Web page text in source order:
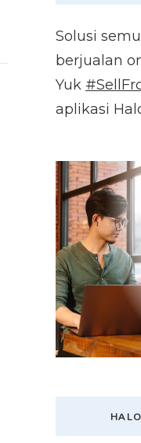
Solusi
berjualan
Yuk
aplikasi